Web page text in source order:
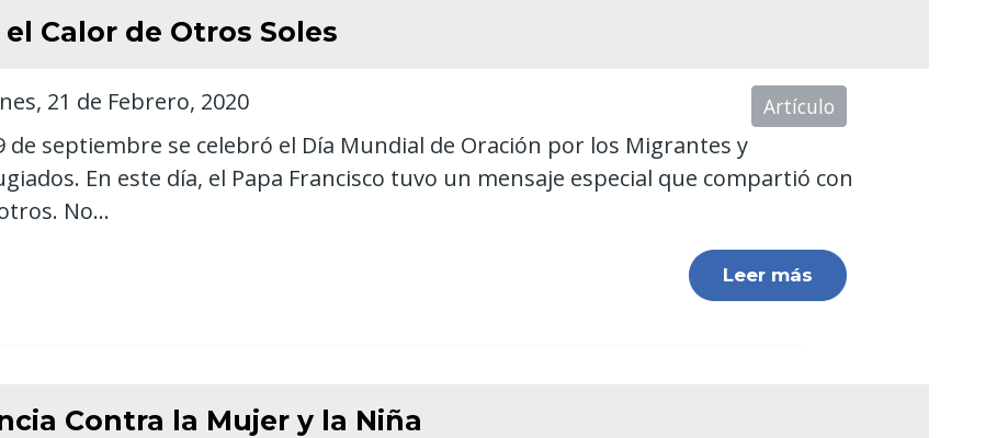
Calor de Otros Soles
Artículo
21 de Febrero, 2020
de septiembre se celebró el Día Mundial de Oración por los Migrantes y
En este día, el Papa Francisco tuvo un mensaje especial que compartió con
No...
Leer más
Contra la Mujer y la Niña